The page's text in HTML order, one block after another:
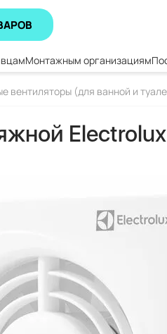
Монтажным организациям
вентиляторы (для ванной и